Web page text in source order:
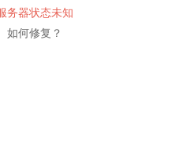
务器状态未知
如何修复？